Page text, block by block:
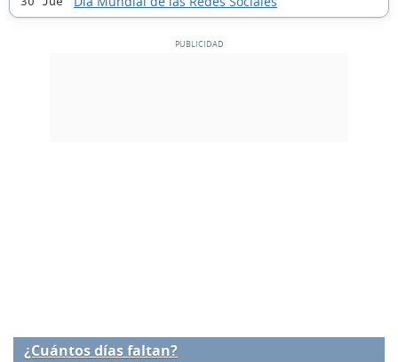
¿Cuántos días faltan?